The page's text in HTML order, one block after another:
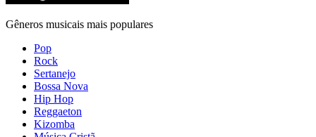
Gêneros musicais mais populares
Pop
Rock
Sertanejo
Bossa Nova
Hip Hop
Reggaeton
Kizomba